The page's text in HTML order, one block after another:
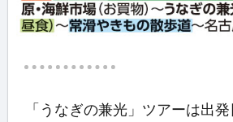
「うなぎの兼光」ツアーは出